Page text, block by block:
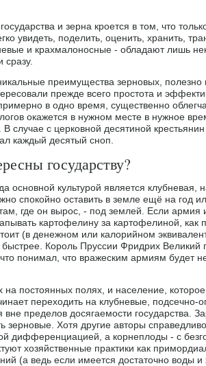
и зерна кроется в том, что
увидеть, поделить, оценить, хранить,
и крахмалоносные - обладают лишь
сразу.
преимущества зерновых, полезно
прежде всего простота и
в одно время, существенно
окажется в нужном месте в нужное
В случае с церковной десятиной
каждый десятый сноп.
государству?
основной культурой является
спокойно оставить в земле ещё на год
где он вырос, - под землей. Если армия
картофелину за картофелиной, как
(в денежном или калорийном
Король Пруссии Фридрих
понимал, что вражеским армиям будет
на постоянных полях, и население,
переходить на клубневые, подсечно-
вне пределов досягаемости государства.
зерновые. Хотя другие авторы
дифференциацией, а корнеплоды - с
хозяйственные практики как
(а ведь если имеется достаточно